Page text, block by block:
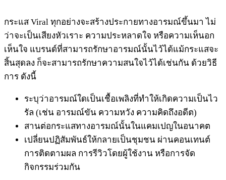
กระแส Viral ทุกอย่างจะสร้างประกายทางอารมณ์ขึ้นมา ไม่
ว่าจะเป็นเสียงหัวเราะ ความประหลาดใจ หรือความเห็นอก
เห็นใจ แบรนด์ที่สามารถรักษาอารมณ์นั้นไว้ได้แม้กระแสจะ
สิ้นสุดลง ก็จะสามารถรักษาความสนใจไว้ได้เช่นกัน ด้วยวิธี
การ ดังนี้
ระบุว่าอารมณ์ใดเป็นเชื้อเพลิงที่ทำให้เกิดความเป็นไว
รัล (เช่น อารมณ์ขัน ความหวัง ความคิดถึงอดีต)
สานต่อกระแสทางอารมณ์นั้นในแคมเปญในอนาคต
เปลี่ยนปฏิสัมพันธ์ให้กลายเป็นชุมชน ผ่านคอนเทนต์
การติดตามผล การรีวิวโดยผู้ใช้งาน หรือการจัด
กิจกรรมร่วมกัน